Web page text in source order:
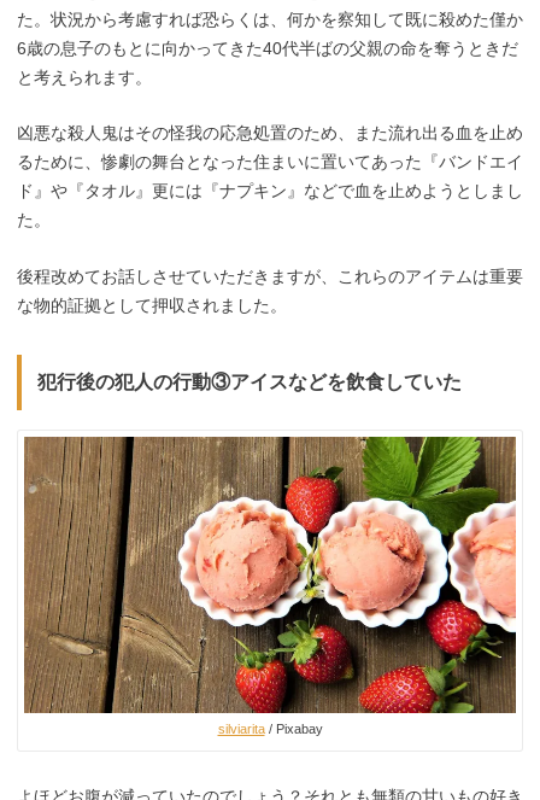
た。状況から考慮すれば恐らくは、何かを察知して既に殺めた僅か
6歳の息子のもとに向かってきた40代半ばの父親の命を奪うときだ
と考えられます。
凶悪な殺人鬼はその怪我の応急処置のため、また流れ出る血を止め
るために、惨劇の舞台となった住まいに置いてあった『バンドエイ
ド』や『タオル』更には『ナプキン』などで血を止めようとしまし
た。
後程改めてお話しさせていただきますが、これらのアイテムは重要
な物的証拠として押収されました。
犯行後の犯人の行動③アイスなどを飲食していた
silviarita/ Pixabay